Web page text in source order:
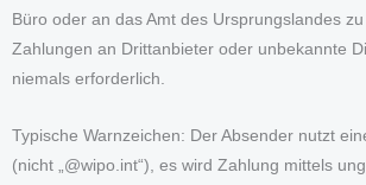
Büro oder an das Amt des Ursprungslandes zu
Zahlungen an Drittanbieter oder unbekannte
niemals erforderlich.
Typische Warnzeichen: Der Absender nutzt
(nicht „@wipo.int“), es wird Zahlung mittels